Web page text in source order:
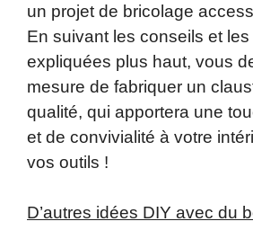
un projet de bricolage
En suivant les conseils et
expliquées plus haut, vous
mesure de fabriquer un
qualité, qui apportera une
et de convivialité à votre
vos outils !
D’autres idées DIY avec du